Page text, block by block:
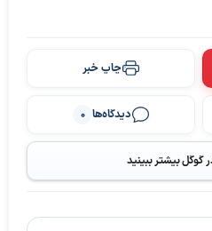
چاپ خبر
دیدگاه‌ها 0
گوگل بیشتر ببینید